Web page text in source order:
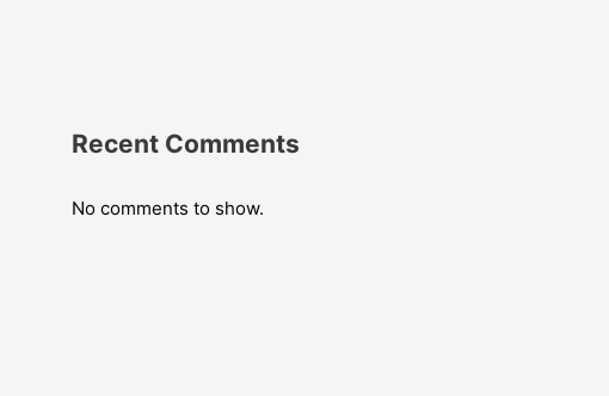
Recent Comments
No comments to show.